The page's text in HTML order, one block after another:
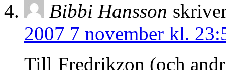
Bibbi Hansson
2007 7 november kl.
Till Fredrikzon (och